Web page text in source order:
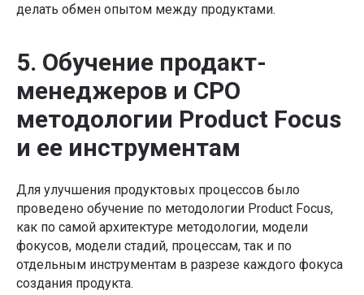
делать обмен опытом между продуктами.
5. Обучение продакт-
менеджеров и CPO
методологии Product Focus
и ее инструментам
Для улучшения продуктовых процессов было
проведено обучение по методологии Product Focus,
как по самой архитектуре методологии, модели
фокусов, модели стадий, процессам, так и по
отдельным инструментам в разрезе каждого фокуса
создания продукта.